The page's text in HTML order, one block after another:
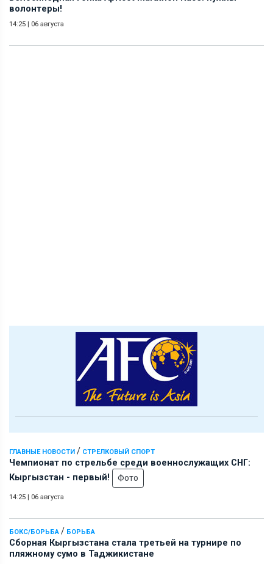
волонтеры!
14:25 | 06 августа
ГЛАВНЫЕ НОВОСТИ / СТРЕЛКОВЫЙ СПОРТ
Чемпионат по стрельбе среди военнослужащих СНГ:
Кыргызстан - первый!
Фото
14:25 | 06 августа
БОКС/БОРЬБА / БОРЬБА
Сборная Кыргызстана стала третьей на турнире по
пляжному сумо в Таджикистане